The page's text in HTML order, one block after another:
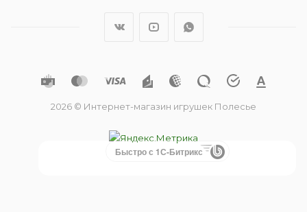
2026 © Интернет-магазин игрушек Полесье
Быстро с 1С-Битрикс